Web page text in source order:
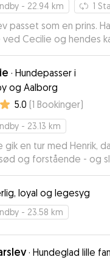
- 22.94 km 1
passet som en prins.
Cecilie og hendes
ham, var han
både været i
godt <3”
· Hundepasser i
og Aalborg
5.0 (1 Bookinger)
- 23.13 km
gik en tur med Henrik,
og forstående - og
taget i betragtning. Vi
Sofie en anden gang ☺️
loyal og legesyg
- 23.58 km
· Hundeglad lille